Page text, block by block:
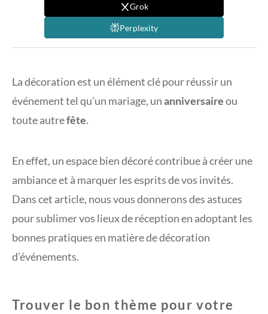
Grok
Perplexity
La décoration est un élément clé pour réussir un
événement tel qu’un mariage, unanniversaireou
toute autrefête.
En effet, un espace bien décoré contribue à créer une
ambiance et à marquer les esprits de vos invités.
Dans cet article, nous vous donnerons des astuces
pour sublimer vos lieux de réception en adoptant les
bonnes pratiques en matière de décoration
d’événements.
Trouver le bon thème pour votre